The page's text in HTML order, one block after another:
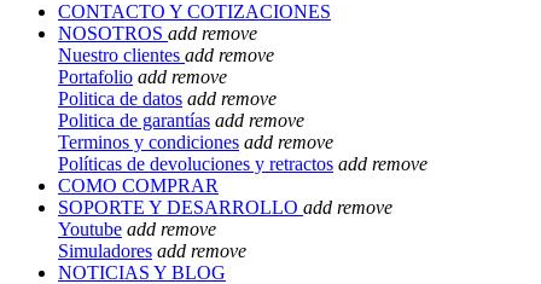
CONTACTO Y COTIZACIONES
NOSOTROS add remove
Nuestro clientes add remove
Portafolio add remove
Politica de datos add remove
Politica de garantías add remove
Terminos y condiciones add remove
Políticas de devoluciones y retractos add remove
COMO COMPRAR
SOPORTE Y DESARROLLO add remove
Youtube add remove
Simuladores add remove
NOTICIAS Y BLOG